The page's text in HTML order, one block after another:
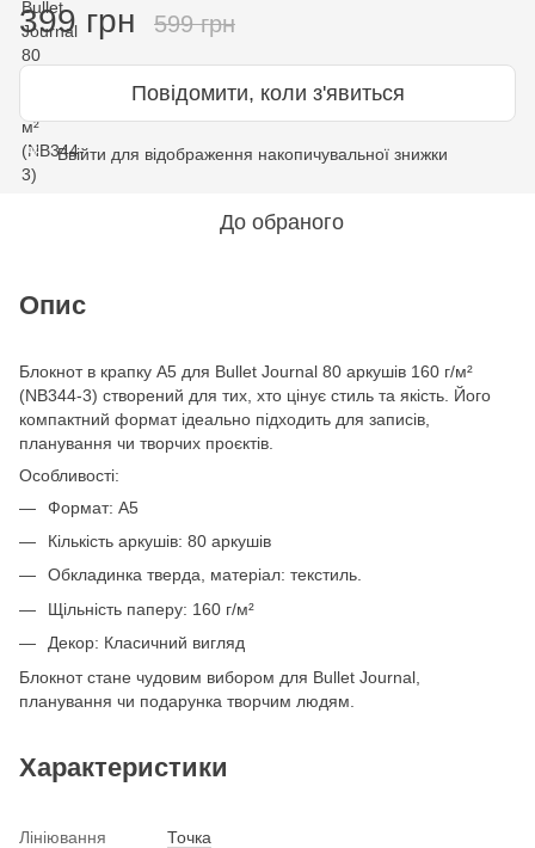
399 грн 599 грн
Повідомити, коли з'явиться
% Ввійти для відображення накопичувальної знижки
До обраного
Опис
Блокнот в крапку А5 для Bullet Journal 80 аркушів 160 г/м²
(NB344-3) створений для тих, хто цінує стиль та якість. Його
компактний формат ідеально підходить для записів,
планування чи творчих проєктів.
Особливості:
Формат: A5
Кількість аркушів: 80 аркушів
Обкладинка тверда, матеріал: текстиль.
Щільність паперу: 160 г/м²
Декор: Класичний вигляд
Блокнот стане чудовим вибором для Bullet Journal,
планування чи подарунка творчим людям.
Характеристики
Лініювання
Точка